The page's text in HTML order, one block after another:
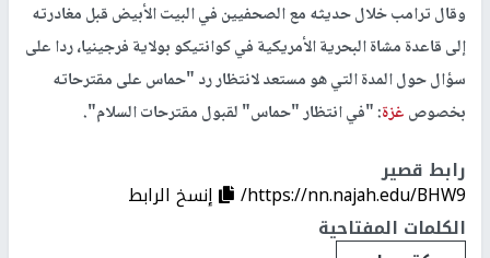
وقال ترامب خلال حديثه مع الصحفيين في البيت الأبيض قبل مغادرته
إلى قاعدة مشاة البحرية الأمريكية في كوانتيكو بولاية فرجينيا، ردا على
سؤال حول المدة التي هو مستعد لانتظار رد "حماس على مقترحاته
بخصوصغزة: "في انتظار "حماس" لقبول مقترحات السلام".
رابط قصير
https://nn.najah.edu/BHW9/
إنسخ الرابط
الكلمات المفتاحية